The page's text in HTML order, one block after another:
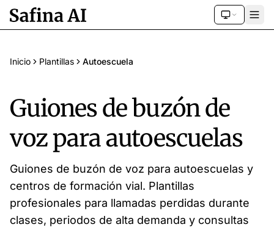
Inicio Plantillas Autoescuela
Guiones de buzón de
voz para autoescuelas
Guiones de buzón de voz para autoescuelas y
centros de formación vial. Plantillas
profesionales para llamadas perdidas durante
clases, periodos de alta demanda y consultas